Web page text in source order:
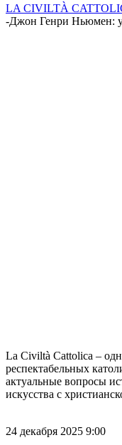
LA CIVILTÀ
-Джон Генри Ньюмен:
La Civiltà Cattolica –
респектабельных
актуальные вопросы
искусства с
24 декабря 2025 9:00